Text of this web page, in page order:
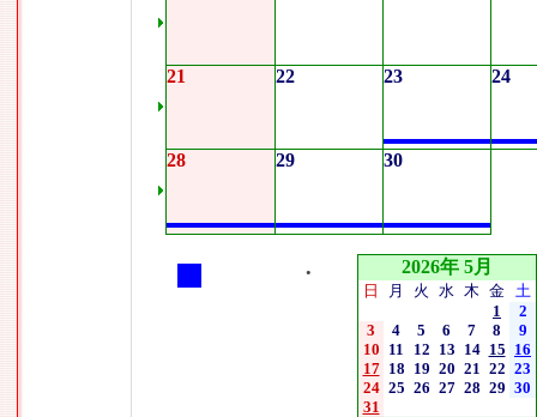
21 22 23 24
28 29 30
• 2026年 5月
日 月 火 水 木 金 土
1
2
3
4 5 6 7 8
9
10 11 12 13 14 15 16
17 18 19 20 21 22 23
24 25 26 27 28 29 30
31